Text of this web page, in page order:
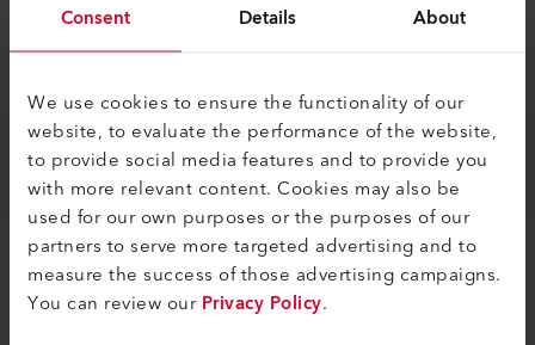
Consent Details About
We use cookies to ensure the functionality of our
website, to evaluate the performance of the website,
to provide social media features and to provide you
with more relevant content. Cookies may also be
used for our own purposes or the purposes of our
partners to serve more targeted advertising and to
measure the success of those advertising campaigns.
You can review ourPrivacy Policy.
Coltello multiuso
plastica e non danneggia il pavimento sottostante.
MAGGIORI INFORMAZIONI